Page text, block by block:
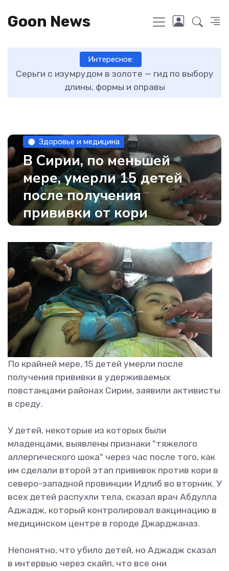
Goon News
Интересное:
Серьги с изумрудом в золоте — гид по выбору
длины, формы и оправы
Здоровье и медицина
В Сирии, по меньшей
мере, умерли 15 детей
после получения
прививки от кори
По крайней мере, 15 детей умерли после
получения прививки в удерживаемых
повстанцами районах Сирии, заявили активисты
в среду.
У детей, некоторые из которых были
младенцами, выявлены признаки "тяжелого
аллергического шока" через час после того, как
им сделали второй этап прививок против кори в
северо-западной провинции Идлиб во вторник. У
всех детей распухли тела, сказал врач Абдулла
Аджадж, который контролировал вакцинацию в
медицинском центре в городе Джарджаназ.
Непонятно, что убило детей, но Аджадж сказал
в интервью через скайп, что все они